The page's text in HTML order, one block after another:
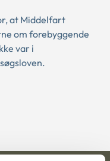
at Middelfart
om forebyggende
var i